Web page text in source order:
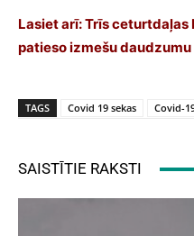
Lasiet arī:Trīs ceturtdaļas
patieso izmešu daudzumu
TAGS Covid 19 sekas Covid-
SAISTĪTIE RAKSTI